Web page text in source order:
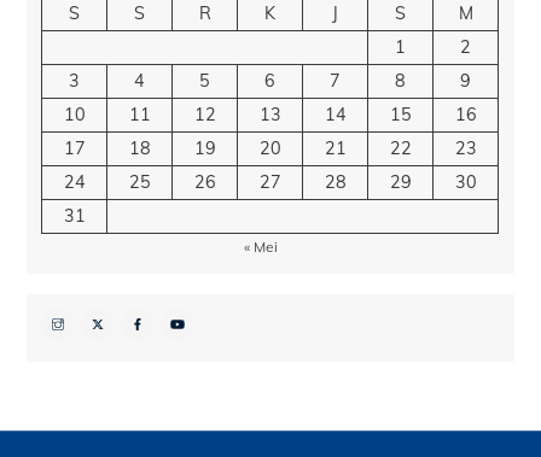
S
S R K J S
M
1
2
3
4 5 6 7 8
9
10
11 12 13 14 15
16
17
18 19 20 21 22
23
24
25 26 27 28 29
30
31
« Mei